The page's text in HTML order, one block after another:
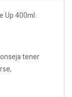
Up 400ml:
tener